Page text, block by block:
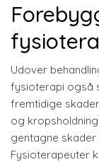
Udover
fysioterapi også
fremtidige
og
gentagne skader
Fysioterapeuter